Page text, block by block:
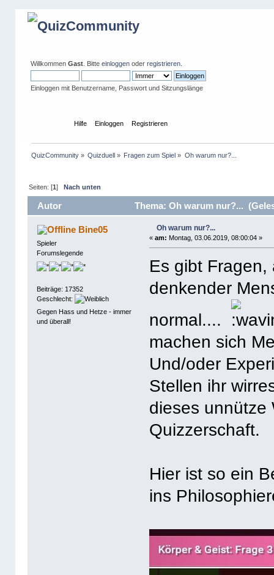
Willkommen Gast. Bitte einloggenoder registrieren.
Einloggen mit Benutzername, Passwort und Sitzungslänge
Hilfe Einloggen Registrieren
QuizCommunity» Quizduell » Fragen zum Spiel » Oh warum nur?...
Seiten: [1] Nach unten
Autor Thema: Oh warum nur?...
Bine05
Spieler
Forumslegende
Beiträge: 17352
Geschlecht:
Gegen Hass und Hetze - immer
und überall!
Oh warum nur?...
«am: Montag, 03.06.2019, 08:00:04 »
Es gibt Fragen,
denkender
normal....
machen sich
Und/oder
Stellen ihr
dieses unnütze
Quizzerschaft.
Hier ist so ein
ins